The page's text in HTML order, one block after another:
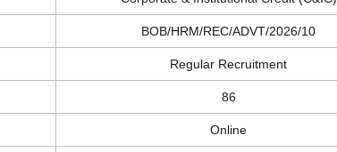
BOB/HRM/REC/ADVT/2026/10
Regular Recruitment
86
Online